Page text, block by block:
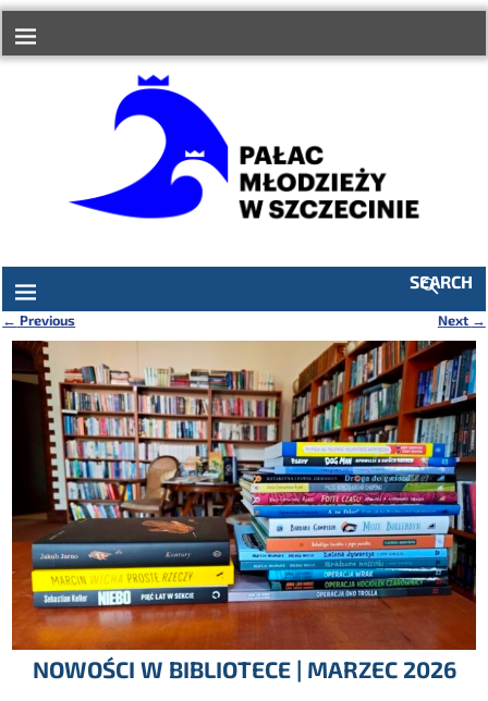
treści
SEARCH
Nawigacja
← Previous Next →
NOWOŚCI W BIBLIOTECE | MARZEC 2026